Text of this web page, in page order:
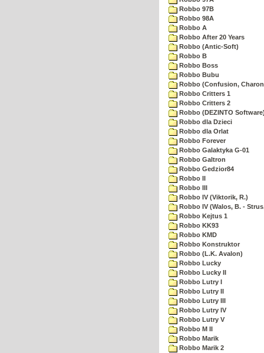
Robbo 97B
Robbo 98A
Robbo A
Robbo After 20 Years
Robbo (Antic-Soft)
Robbo B
Robbo Boss
Robbo Bubu
Robbo (Confusion,
Robbo Critters 1
Robbo Critters 2
Robbo (DEZINTO
Robbo dla Dzieci
Robbo dla Orlat
Robbo Forever
Robbo Galaktyka G-01
Robbo Galtron
Robbo Gedzior84
Robbo II
Robbo III
Robbo IV (Viktorik, R.)
Robbo IV (Walos, B. -
Robbo Kejtus 1
Robbo KK93
Robbo KMD
Robbo Konstruktor
Robbo (L.K. Avalon)
Robbo Lucky
Robbo Lucky II
Robbo Lutry I
Robbo Lutry II
Robbo Lutry III
Robbo Lutry IV
Robbo Lutry V
Robbo M II
Robbo Marik
Robbo Marik 2